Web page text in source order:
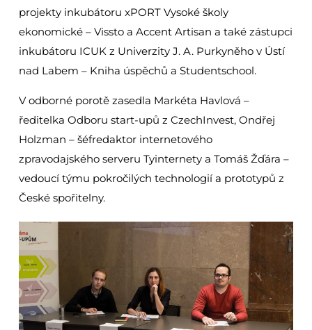
projekty inkubátoru xPORT Vysoké školy
ekonomické – Vissto a Accent Artisan a také zástupci
inkubátoru ICUK z Univerzity J. A. Purkyněho v Ústí
nad Labem – Kniha úspěchů a Studentschool.
V odborné porotě zasedla Markéta Havlová –
ředitelka Odboru start-upů z CzechInvest, Ondřej
Holzman – šéfredaktor internetového
zpravodajského serveru Tyinternety a Tomáš Žďára –
vedoucí týmu pokročilých technologií a prototypů z
České spořitelny.